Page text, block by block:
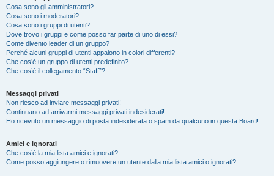
Cosa sono gli amministratori?
Cosa sono i moderatori?
Cosa sono i gruppi di utenti?
Dove trovo i gruppi e come posso far parte di uno di essi?
Come divento leader di un gruppo?
Perché alcuni gruppi di utenti appaiono in colori differenti?
Che cos’è un gruppo di utenti predefinito?
Che cos’è il collegamento “Staff”?
Messaggi privati
Non riesco ad inviare messaggi privati!
Continuano ad arrivarmi messaggi privati indesiderati!
Ho ricevuto un messaggio di posta indesiderata o spam da qualcuno in questa Board!
Amici e ignorati
Che cos’è la mia lista amici e ignorati?
Come posso aggiungere o rimuovere un utente dalla mia lista amici o ignorati?